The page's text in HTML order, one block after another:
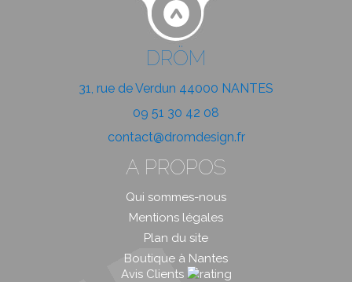
DRÖM
31, rue de Verdun 44000 NANTES
09 51 30 42 08
contact@dromdesign.fr
A PROPOS
Qui sommes-nous
Mentions légales
Plan du site
Boutique à Nantes
Avis Clients